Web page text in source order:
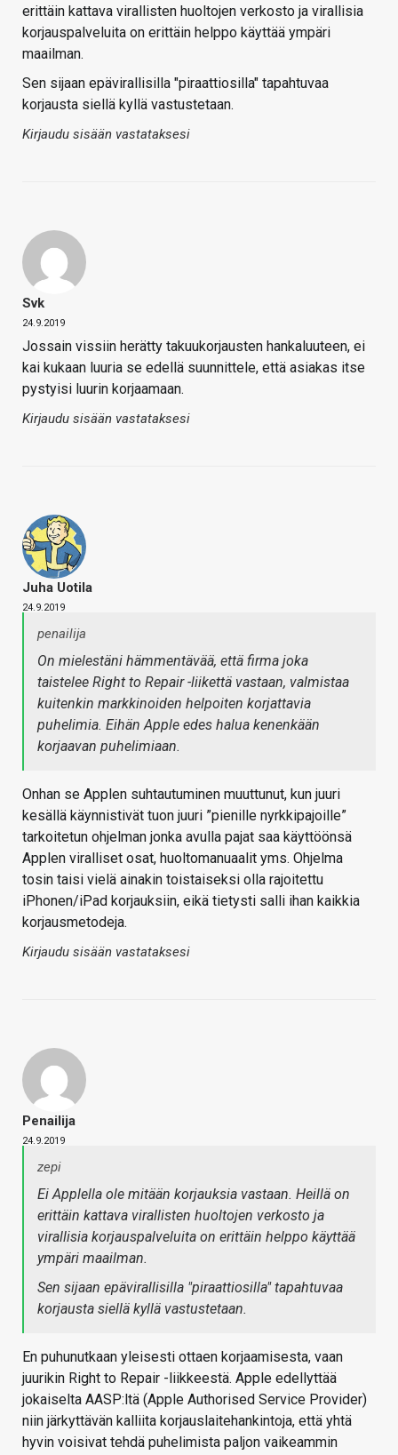
erittäin kattava virallisten huoltojen verkosto ja virallisia
korjauspalveluita on erittäin helppo käyttää ympäri
maailman.
Sen sijaan epävirallisilla "piraattiosilla" tapahtuvaa
korjausta siellä kyllä vastustetaan.
Kirjaudu sisään vastataksesi
Svk
24.9.2019
Jossain vissiin herätty takuukorjausten hankaluuteen, ei
kai kukaan luuria se edellä suunnittele, että asiakas itse
pystyisi luurin korjaamaan.
Kirjaudu sisään vastataksesi
Juha Uotila
24.9.2019
penailija
On mielestäni hämmentävää, että firma joka
taistelee Right to Repair -liikettä vastaan, valmistaa
kuitenkin markkinoiden helpoiten korjattavia
puhelimia. Eihän Apple edes halua kenenkään
korjaavan puhelimiaan.
Onhan se Applen suhtautuminen muuttunut, kun juuri
kesällä käynnistivät tuon juuri ”pienille nyrkkipajoille”
tarkoitetun ohjelman jonka avulla pajat saa käyttöönsä
Applen viralliset osat, huoltomanuaalit yms. Ohjelma
tosin taisi vielä ainakin toistaiseksi olla rajoitettu
iPhonen/iPad korjauksiin, eikä tietysti salli ihan kaikkia
korjausmetodeja.
Kirjaudu sisään vastataksesi
Penailija
24.9.2019
zepi
Ei Applella ole mitään korjauksia vastaan. Heillä on
erittäin kattava virallisten huoltojen verkosto ja
virallisia korjauspalveluita on erittäin helppo käyttää
ympäri maailman.
Sen sijaan epävirallisilla "piraattiosilla" tapahtuvaa
korjausta siellä kyllä vastustetaan.
En puhunutkaan yleisesti ottaen korjaamisesta, vaan
juurikin Right to Repair -liikkeestä. Apple edellyttää
jokaiselta AASP:ltä (Apple Authorised Service Provider)
niin järkyttävän kalliita korjauslaitehankintoja, että yhtä
hyvin voisivat tehdä puhelimista paljon vaikeammin